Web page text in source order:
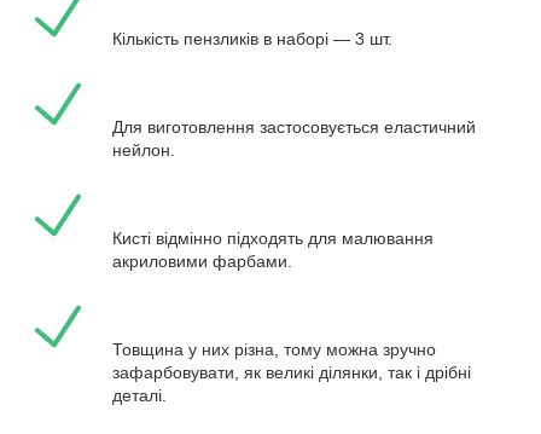
Кількість пензликів в наборі — 3 шт.
Для виготовлення застосовується еластичний
нейлон.
Кисті відмінно підходять для малювання
акриловими фарбами.
Товщина у них різна, тому можна зручно
зафарбовувати, як великі ділянки, так і дрібні
деталі.